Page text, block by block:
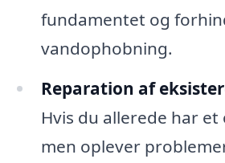
fundamentet og
vandophobning.
Reparation af
Hvis du allerede har
men oplever